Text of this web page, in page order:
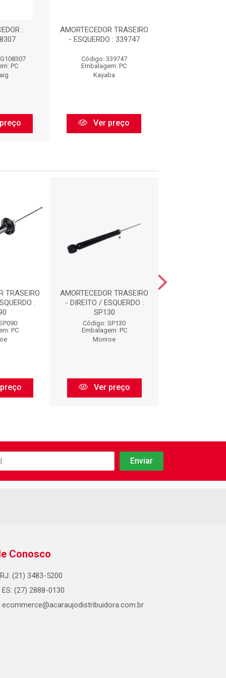
:
PC
AMORTECEDOR TRASEIRO
- ESQUERDO : 339747
Código: 339747
Embalagem: PC
Kayaba
Ver preço
TRASEIRO
:
PC
AMORTECEDOR TRASEIRO
- DIREITO / ESQUERDO :
SP130
Código: SP130
Embalagem: PC
Monroe
Ver preço
Conosco
RJ: (21) 3483-5200
ES: (27) 2888-0130
ecommerce@acaraujodistribuidora.com.br